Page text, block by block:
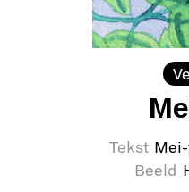
Tekst
Beeld